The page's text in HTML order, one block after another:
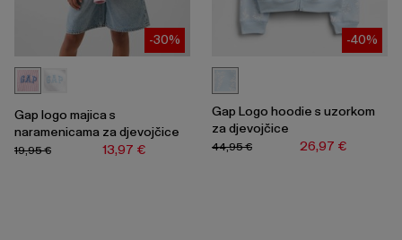
-30%
Gap logo majica s
naramenicama za djevojčice
13,97 €
19,95 €
-40%
Gap Logo hoodie s uzorkom
za djevojčice
26,97 €
44,95 €